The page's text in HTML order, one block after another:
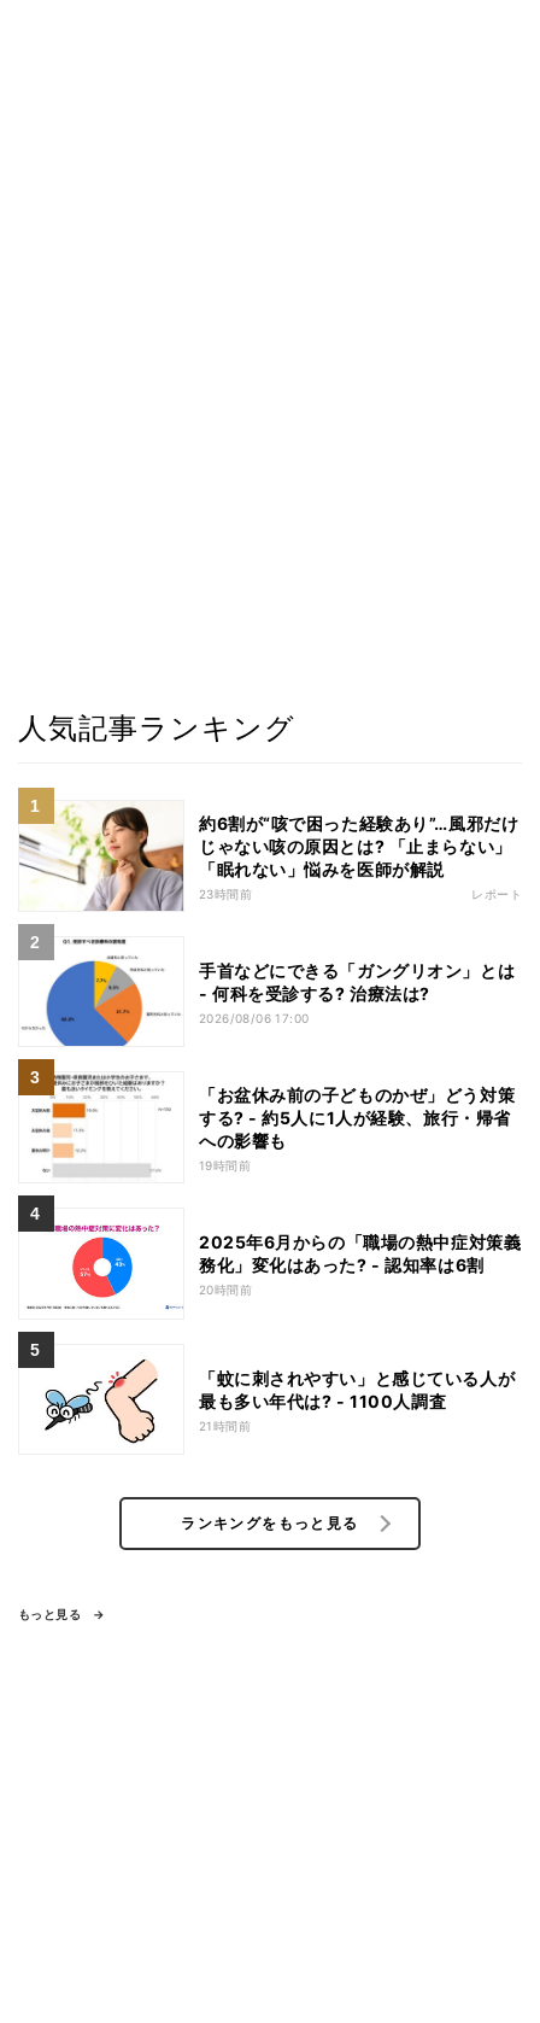
人気記事ランキング
約6割が“咳で困った経験あり”…風邪だけ
じゃない咳の原因とは? 「止まらない」
「眠れない」悩みを医師が解説
23時間前 レポート
手首などにできる「ガングリオン」とは
- 何科を受診する? 治療法は?
2026/08/06 17:00
「お盆休み前の子どものかぜ」どう対策
する? - 約5人に1人が経験、旅行・帰省
への影響も
19時間前
2025年6月からの「職場の熱中症対策義
務化」変化はあった? - 認知率は6割
20時間前
「蚊に刺されやすい」と感じている人が
最も多い年代は? - 1100人調査
21時間前
ランキングをもっと見る
もっと見る